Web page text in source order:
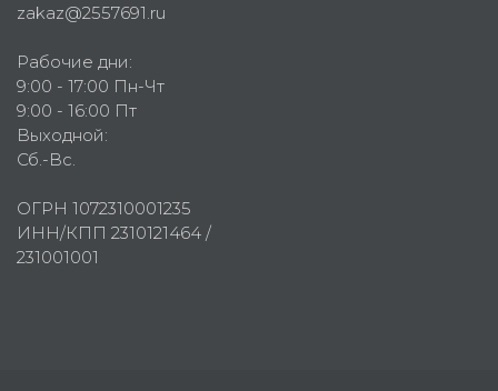
zakaz@2557691.ru
Рабочие дни:
9:00 - 17:00 Пн-Чт
9:00 - 16:00 Пт
Выходной:
Сб.-Вс.
ОГРН 1072310001235
ИНН/КПП 2310121464 /
231001001